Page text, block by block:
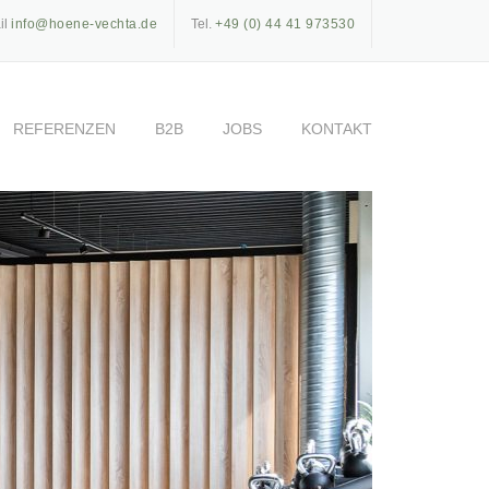
Tel. +49 (0) 44 41 973530
info@hoene-vechta.de
REFERENZEN B2B JOBS KONTAKT